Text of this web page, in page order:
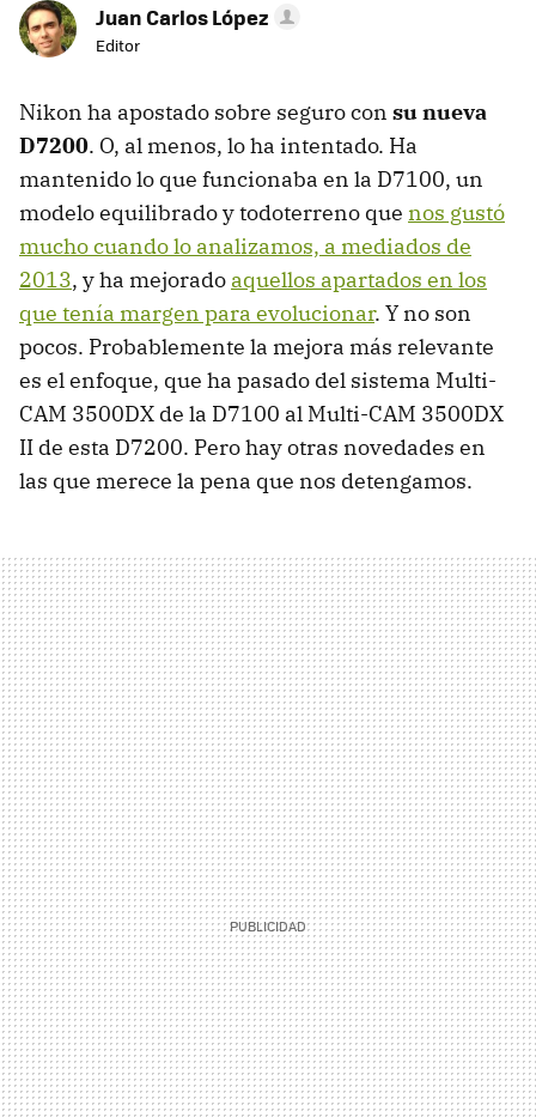
Juan Carlos López
Editor
Nikon ha apostado sobre seguro con su nueva
D7200. O, al menos, lo ha intentado. Ha
mantenido lo que funcionaba en la D7100, un
modelo equilibrado y todoterreno que nos gustó
mucho cuando lo analizamos, a mediados de
2013, y ha mejorado aquellos apartados en los
que tenía margen para evolucionar. Y no son
pocos. Probablemente la mejora más relevante
es el enfoque, que ha pasado del sistema Multi-
CAM 3500DX de la D7100 al Multi-CAM 3500DX
II de esta D7200. Pero hay otras novedades en
las que merece la pena que nos detengamos.